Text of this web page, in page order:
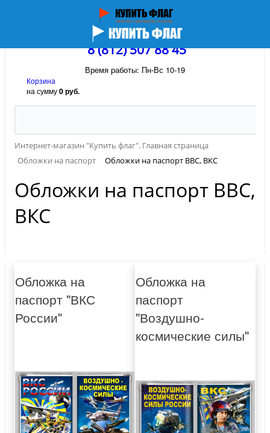
8 (812) 507 88 45
Время работы: Пн-Вс 10-19
Корзина
на сумму0 руб.
Интернет-магазин "Купить флаг". Главная страница
Обложки на паспорт
Обложки на паспорт ВВС, ВКС
Обложки на паспорт ВВС,
ВКС
Обложка на
паспорт "ВКС
России"
Обложка на
паспорт
"Воздушно-
космические силы"